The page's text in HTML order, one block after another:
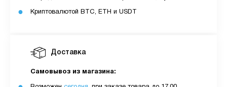
Доставка
Самовывоз из магазина:
Криптовалютой BTC, ETH и USDT